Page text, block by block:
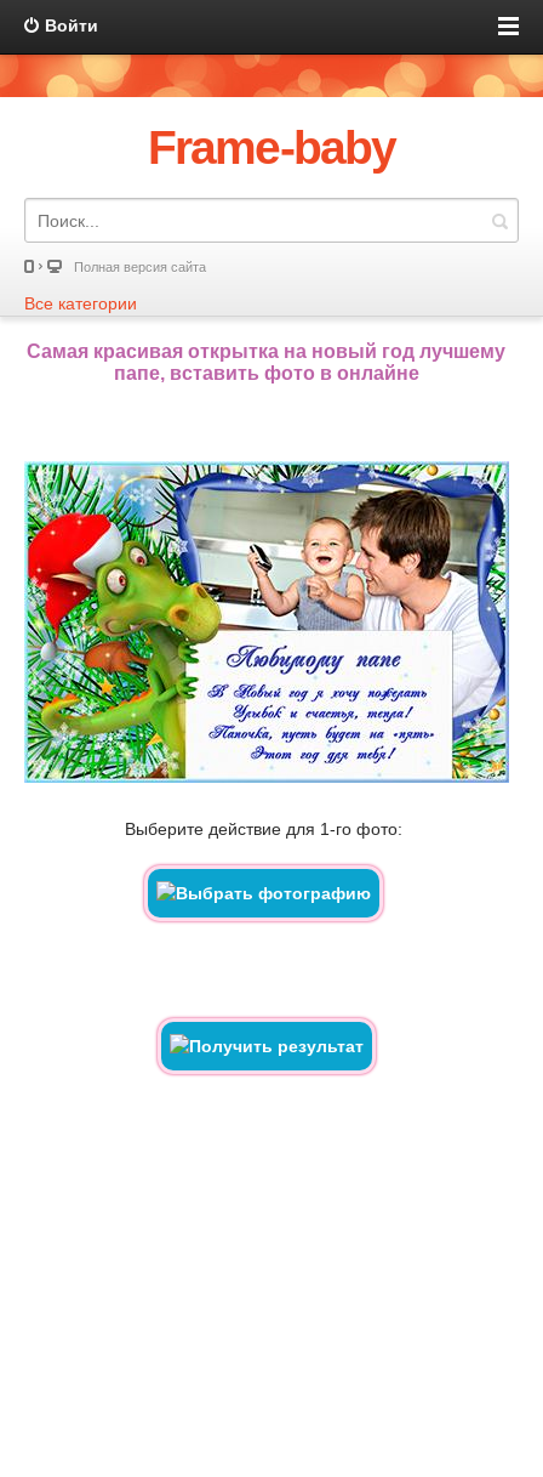
Войти
Frame-baby
Полная версия сайта
Все категории
Самая красивая открытка на новый год лучшему
папе, вставить фото в онлайне
Выберите действие для 1-го фото: